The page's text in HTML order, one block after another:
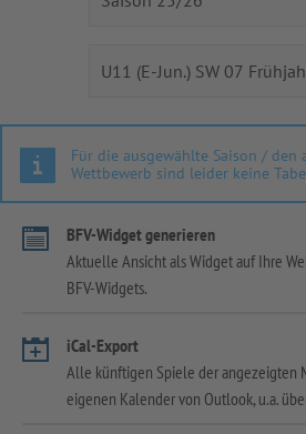
Für die ausgewählte Saison / den
Wettbewerb sind leider keine
BFV-Widget generieren
Aktuelle Ansicht als Widget auf Ihre
BFV-Widgets.
iCal-Export
Alle künftigen Spiele der angezeigten
eigenen Kalender von Outlook, u.a.